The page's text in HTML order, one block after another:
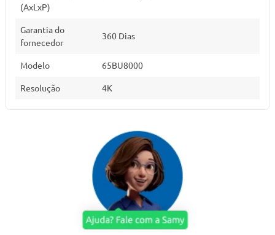
(AxLxP)
Garantia do
fornecedor
360 Dias
Modelo 65BU8000
Resolução 4K